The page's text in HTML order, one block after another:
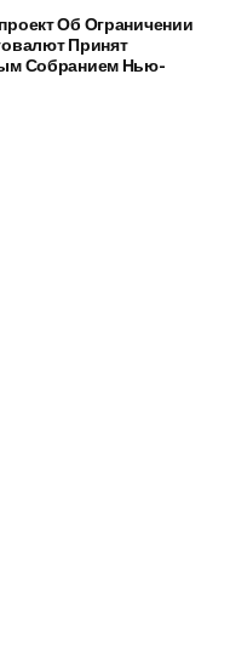
Об Ограничении
Принят
Собранием Нью-